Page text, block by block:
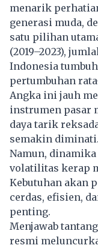
menarik
generasi muda,
satu pilihan
(2019–2023),
Indonesia
pertumbuhan
Angka ini jauh
instrumen pasar
daya tarik
semakin diminati.
Namun, dinamika
volatilitas kerap
Kebutuhan akan
cerdas, efisien,
penting.
Menjawab
resmi